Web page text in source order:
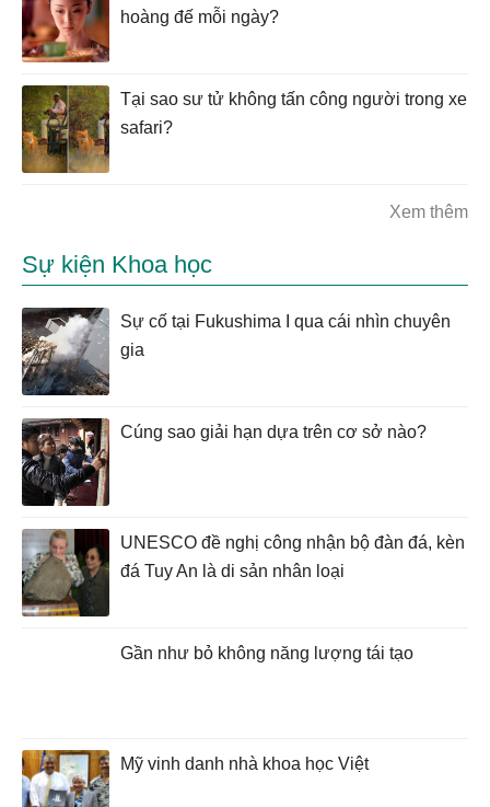
hoàng đế mỗi ngày?
Tại sao sư tử không tấn công người trong xe
safari?
Xem thêm
Sự kiện Khoa học
Sự cố tại Fukushima I qua cái nhìn chuyên
gia
Cúng sao giải hạn dựa trên cơ sở nào?
UNESCO đề nghị công nhận bộ đàn đá, kèn
đá Tuy An là di sản nhân loại
Gần như bỏ không năng lượng tái tạo
Mỹ vinh danh nhà khoa học Việt